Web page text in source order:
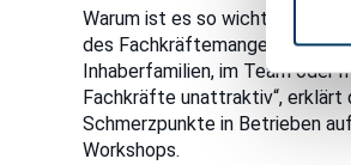
Warum ist es so wichtig,
des Fachkräftemangels für die
Inhaberfamilien, im Team oder
Fachkräfte unattraktiv“, erklärt
Schmerzpunkte in Betrieben
Workshops.